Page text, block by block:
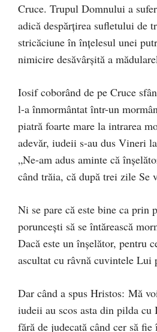
Cruce. Trupul Domnului a
adică despărțirea sufletului de
stricăciune în înțelesul unei
nimicire desăvârșită a
Iosif coborând de pe Cruce
l-a înmormântat într-un
piatră foarte mare la intrarea
adevăr, iudeii s-au dus Vineri
„Ne-am adus aminte că
când trăia, că după trei zile Se
Ni se pare că este bine ca prin
poruncești să se întărească
Dacă este un înșelător, pentru
ascultat cu râvnă cuvintele Lui
Dar când a spus Hristos: Mă
iudeii au scos asta din pilda cu
fără de judecată când cer să